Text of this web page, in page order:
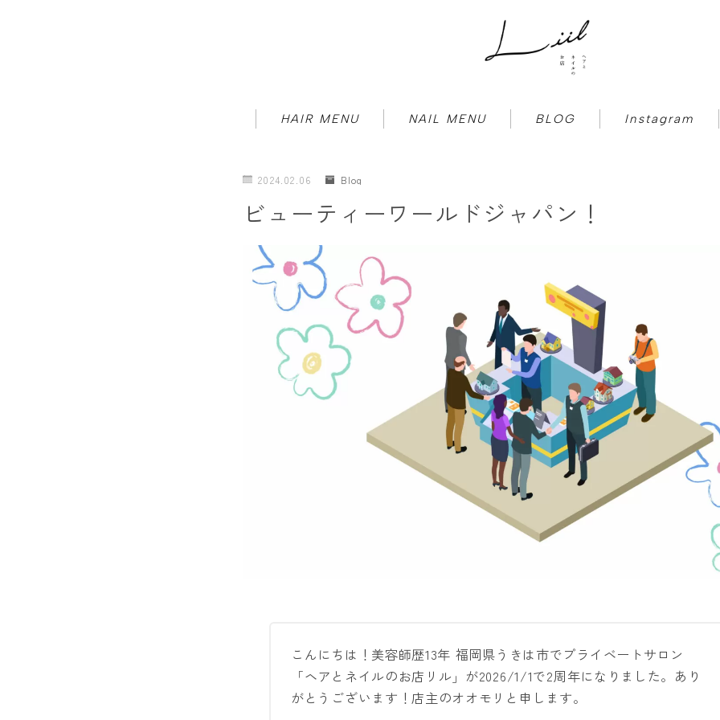
HAIR MENU NAIL MENU BLOG Instagram
【ネイル】初めての方へのご案内
Q&A
ACCESS
2024.02.06 Blog
ビューティーワールドジャパン！
こんにちは！美容師歴13年 福岡県うきは市でプライベートサロン
「ヘアとネイルのお店リル」が2026/1/1で2周年になりました。あり
がとうございます！店主のオオモリと申します。